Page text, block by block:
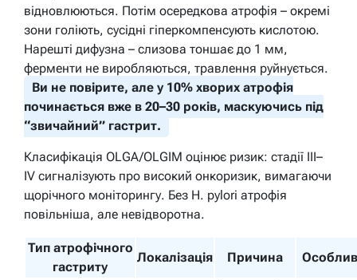
відновлюються. Потім осередкова атрофія – окремі
зони голіють, сусідні гіперкомпенсують кислотою.
Нарешті дифузна – слизова тоншає до 1 мм,
ферменти не виробляються, травлення руйнується.
Ви не повірите, але у 10% хворих атрофія
починається вже в 20–30 років, маскуючись під
“звичайний” гастрит.
Класифікація OLGA/OLGIM оцінює ризик: стадії III–
IV сигналізують про високий онкоризик, вимагаючи
щорічного моніторингу. Без H. pylori атрофія
повільніша, але невідворотна.
Тип атрофічного
гастриту
Локалізація Причина